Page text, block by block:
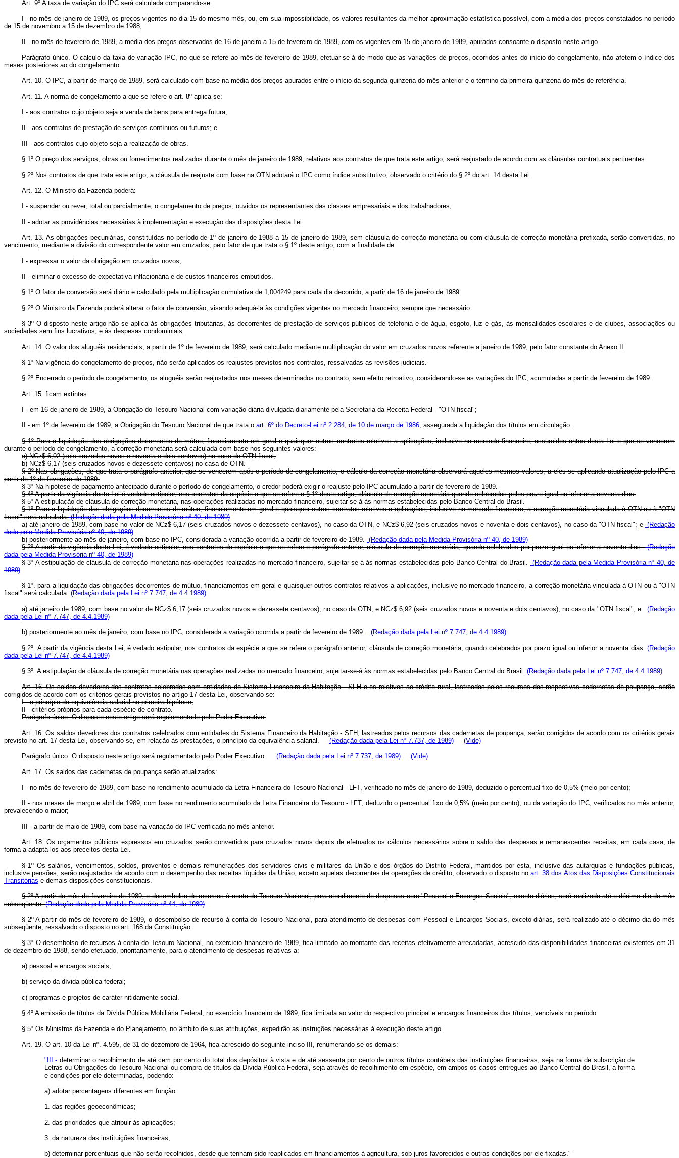
Art. 9º A taxa de variação do IPC será calculada comparando-se:
I - no mês de janeiro de 1989, os preços vigentes no dia 15 do mesmo mês, ou, em sua impossibilidade, os valores resultantes da melhor aproximação estatística possível, com a média dos preços constatados no período
de 15 de novembro a 15 de dezembro de 1988;
II - no mês de fevereiro de 1989, a média dos preços observados de 16 de janeiro a 15 de fevereiro de 1989, com os vigentes em 15 de janeiro de 1989, apurados consoante o disposto neste artigo.
Parágrafo único. O cálculo da taxa de variação IPC, no que se refere ao mês de fevereiro de 1989, efetuar-se-á de modo que as variações de preços, ocorridos antes do início do congelamento, não afetem o índice dos
meses posteriores ao do congelamento.
Art. 10. O IPC, a partir de março de 1989, será calculado com base na média dos preços apurados entre o início da segunda quinzena do mês anterior e o término da primeira quinzena do mês de referência.
Art. 11. A norma de congelamento a que se refere o art. 8º aplica-se:
I - aos contratos cujo objeto seja a venda de bens para entrega futura;
II - aos contratos de prestação de serviços contínuos ou futuros; e
III - aos contratos cujo objeto seja a realização de obras.
§ 1º O preço dos serviços, obras ou fornecimentos realizados durante o mês de janeiro de 1989, relativos aos contratos de que trata este artigo, será reajustado de acordo com as cláusulas contratuais pertinentes.
§ 2º Nos contratos de que trata este artigo, a cláusula de reajuste com base na OTN adotará o IPC como índice substitutivo, observado o critério do § 2º do art. 14 desta Lei.
Art. 12. O Ministro da Fazenda poderá:
I - suspender ou rever, total ou parcialmente, o congelamento de preços, ouvidos os representantes das classes empresariais e dos trabalhadores;
II - adotar as providências necessárias à implementação e execução das disposições desta Lei.
Art. 13. As obrigações pecuniárias, constituídas no período de 1º de janeiro de 1988 a 15 de janeiro de 1989, sem cláusula de correção monetária ou com cláusula de correção monetária prefixada, serão convertidas, no
vencimento, mediante a divisão do correspondente valor em cruzados, pelo fator de que trata o § 1º deste artigo, com a finalidade de:
I - expressar o valor da obrigação em cruzados novos;
II - eliminar o excesso de expectativa inflacionária e de custos financeiros embutidos.
§ 1º O fator de conversão será diário e calculado pela multiplicação cumulativa de 1,004249 para cada dia decorrido, a partir de 16 de janeiro de 1989.
§ 2º O Ministro da Fazenda poderá alterar o fator de conversão, visando adequá-la às condições vigentes no mercado financeiro, sempre que necessário.
§ 3º O disposto neste artigo não se aplica às obrigações tributárias, às decorrentes de prestação de serviços públicos de telefonia e de água, esgoto, luz e gás, às mensalidades escolares e de clubes, associações ou
sociedades sem fins lucrativos, e às despesas condominiais.
Art. 14. O valor dos aluguéis residenciais, a partir de 1º de fevereiro de 1989, será calculado mediante multiplicação do valor em cruzados novos referente a janeiro de 1989, pelo fator constante do Anexo II.
§ 1º Na vigência do congelamento de preços, não serão aplicados os reajustes previstos nos contratos, ressalvadas as revisões judiciais.
§ 2º Encerrado o período de congelamento, os aluguéis serão reajustados nos meses determinados no contrato, sem efeito retroativo, considerando-se as variações do IPC, acumuladas a partir de fevereiro de 1989.
Art. 15. ficam extintas:
I - em 16 de janeiro de 1989, a Obrigação do Tesouro Nacional com variação diária divulgada diariamente pela Secretaria da Receita Federal - "OTN fiscal";
II - em 1º de fevereiro de 1989, a Obrigação do Tesouro Nacional de que trata o art. 6º do Decreto-Lei nº 2.284, de 10 de março de 1986, assegurada a liquidação dos títulos em circulação.
§ 1º Para a liquidação das obrigações decorrentes de mútuo, financiamento em geral e quaisquer outros contratos relativos a aplicações, inclusive no mercado financeiro, assumidos antes desta Lei e que se vencerem
durante o período de congelamento, a correção monetária será calculada com base nos seguintes valores:
a) NCz$ 6,92 (seis cruzados novos e noventa e dois centavos) no caso de OTN fiscal;
b) NCz$ 6,17 (seis cruzados novos e dezessete centavos) no casa de OTN.
§ 2º Nas obrigações, de que trata o parágrafo anterior, que se vencerem após o período de congelamento, o cálculo da correção monetária observará aqueles mesmos valores, a eles se aplicando atualização pelo IPC a
partir de 1º de fevereiro de 1989.
§ 3º Na hipótese de pagamento antecipado durante o período de congelamento, o credor poderá exigir o reajuste pelo IPC acumulado a partir de fevereiro de 1989.
§ 4º A partir da vigência desta Lei é vedado estipular, nos contratos da espécie a que se refere o § 1º deste artigo, cláusula de correção monetária quando celebrados pelos prazo igual ou inferior a noventa dias.
§ 5º A estipulação de cláusula de correção monetária, nas operações realizadas no mercado financeiro, sujeitar-se-á às normas estabelecidas pelo Banco Central do Brasil.
§ 1º Para a liquidação das obrigações decorrentes de mútuo, financiamento em geral e quaisquer outros contratos relativos a aplicações, inclusive no mercado financeiro, a correção monetária vinculada à OTN ou à "OTN
fiscal" será calculada:(Redação dada pela Medida Provisória nº 40, de 1989)
a) até janeiro de 1989, com base no valor de NCz$ 6,17 (seis cruzados novos e dezessete centavos), no caso da OTN, e NCz$ 6,92 (seis cruzados novos e noventa e dois centavos), no caso da "OTN fiscal"; e(Redação
dada pela Medida Provisória nº 40, de 1989)
b) posteriormente ao mês de janeiro, com base no IPC, considerada a variação ocorrida a partir de fevereiro de 1989.(Redação dada pela Medida Provisória nº 40, de 1989)
§ 2º A partir da vigência desta Lei, é vedado estipular, nos contratos da espécie a que se refere o parágrafo anterior, cláusula de correção monetária, quando celebrados por prazo igual ou inferior a noventa dias.(Redação
dada pela Medida Provisória nº 40, de 1989)
§ 3º A estipulação de cláusula de correção monetária nas operações realizadas no mercado financeiro, sujeitar-se-á às normas estabelecidas pelo Banco Central do Brasil.(Redação dada pela Medida Provisória nº 40, de
1989)
§ 1º. para a liquidação das obrigações decorrentes de mútuo, financiamentos em geral e quaisquer outros contratos relativos a aplicações, inclusive no mercado financeiro, a correção monetária vinculada à OTN ou à "OTN
fiscal" será calculada: (Redação dada pela Lei nº 7.747, de 4.4.1989)
a) até janeiro de 1989, com base no valor de NCz$ 6,17 (seis cruzados novos e dezessete centavos), no caso da OTN, e NCz$ 6,92 (seis cruzados novos e noventa e dois centavos), no caso da "OTN fiscal"; e (Redação
dada pela Lei nº 7.747, de 4.4.1989)
b) posteriormente ao mês de janeiro, com base no IPC, considerada a variação ocorrida a partir de fevereiro de 1989. (Redação dada pela Lei nº 7.747, de 4.4.1989)
§ 2º. A partir da vigência desta Lei, é vedado estipular, nos contratos da espécie a que se refere o parágrafo anterior, cláusula de correção monetária, quando celebrados por prazo igual ou inferior a noventa dias. (Redação
dada pela Lei nº 7.747, de 4.4.1989)
§ 3º. A estipulação de cláusula de correção monetária nas operações realizadas no mercado financeiro, sujeitar-se-á às normas estabelecidas pelo Banco Central do Brasil. (Redação dada pela Lei nº 7.747, de 4.4.1989)
Art. 16. Os saldos devedores dos contratos celebrados com entidades do Sistema Financeiro da Habitação - SFH e os relativos ao crédito rural, lastreados pelos recursos das respectivas cadernetas de poupança, serão
corrigidos de acordo com os critérios gerais previstos no artigo 17 desta Lei, observando-se:
I - o princípio da equivalência salarial na primeira hipótese;
II - critérios próprios para cada espécie de contrato.
Parágrafo único. O disposto neste artigo será regulamentado pelo Poder Executivo.
Art. 16. Os saldos devedores dos contratos celebrados com entidades do Sistema Financeiro da Habitação - SFH, lastreados pelos recursos das cadernetas de poupança, serão corrigidos de acordo com os critérios gerais
previsto no art. 17 desta Lei, observando-se, em relação às prestações, o princípio da equivalência salarial. (Redação dada pela Lei nº 7.737, de 1989) (Vide)
Parágrafo único. O disposto neste artigo será regulamentado pelo Poder Executivo. (Redação dada pela Lei nº 7.737, de 1989) (Vide)
Art. 17. Os saldos das cadernetas de poupança serão atualizados:
I - no mês de fevereiro de 1989, com base no rendimento acumulado da Letra Financeira do Tesouro Nacional - LFT, verificado no mês de janeiro de 1989, deduzido o percentual fixo de 0,5% (meio por cento);
II - nos meses de março e abril de 1989, com base no rendimento acumulado da Letra Financeira do Tesouro - LFT, deduzido o percentual fixo de 0,5% (meio por cento), ou da variação do IPC, verificados no mês anterior,
prevalecendo o maior;
III - a partir de maio de 1989, com base na variação do IPC verificada no mês anterior.
Art. 18. Os orçamentos públicos expressos em cruzados serão convertidos para cruzados novos depois de efetuados os cálculos necessários sobre o saldo das despesas e remanescentes receitas, em cada casa, de
forma a adaptá-los aos preceitos desta Lei.
§ 1º Os salários, vencimentos, soldos, proventos e demais remunerações dos servidores civis e militares da União e dos órgãos do Distrito Federal, mantidos por esta, inclusive das autarquias e fundações públicas,
inclusive pensões, serão reajustados de acordo com o desempenho das receitas líquidas da União, exceto aquelas decorrentes de operações de crédito, observado o disposto noart. 38 dos Atos das Disposições Constitucionais
Transitórias e demais disposições constitucionais.
§ 2º A partir do mês de fevereiro de 1989, o desembolso de recursos à conta do Tesouro Nacional, para atendimento de despesas com "Pessoal e Encargos Sociais", exceto diárias, será realizado até o décimo dia do mês
subseqüente.(Redação dada pela Medida Provisória nº 44, de 1989)
§ 2º A partir do mês de fevereiro de 1989, o desembolso de recurso à conta do Tesouro Nacional, para atendimento de despesas com Pessoal e Encargos Sociais, exceto diárias, será realizado até o décimo dia do mês
subseqüente, ressalvado o disposto no art. 168 da Constituição.
§ 3º O desembolso de recursos à conta do Tesouro Nacional, no exercício financeiro de 1989, fica limitado ao montante das receitas efetivamente arrecadadas, acrescido das disponibilidades financeiras existentes em 31
de dezembro de 1988, sendo efetuado, prioritariamente, para o atendimento de despesas relativas a:
a) pessoal e encargos sociais;
b) serviço da dívida pública federal;
c) programas e projetos de caráter nitidamente social.
§ 4º A emissão de títulos da Dívida Pública Mobiliária Federal, no exercício financeiro de 1989, fica limitada ao valor do respectivo principal e encargos financeiros dos títulos, vencíveis no período.
§ 5º Os Ministros da Fazenda e do Planejamento, no âmbito de suas atribuições, expedirão as instruções necessárias à execução deste artigo.
Art. 19. O art. 10 da Lei nº. 4.595, de 31 de dezembro de 1964, fica acrescido do seguinte inciso III, renumerando-se os demais:
"III - determinar o recolhimento de até cem por cento do total dos depósitos à vista e de até sessenta por cento de outros títulos contábeis das instituições financeiras, seja na forma de subscrição de
Letras ou Obrigações do Tesouro Nacional ou compra de títulos da Dívida Pública Federal, seja através de recolhimento em espécie, em ambos os casos entregues ao Banco Central do Brasil, a forma
e condições por ele determinadas, podendo:
a) adotar percentagens diferentes em função:
1. das regiões geoeconômicas;
2. das prioridades que atribuir às aplicações;
3. da natureza das instituições financeiras;
b) determinar percentuais que não serão recolhidos, desde que tenham sido reaplicados em financiamentos à agricultura, sob juros favorecidos e outras condições por ele fixadas."